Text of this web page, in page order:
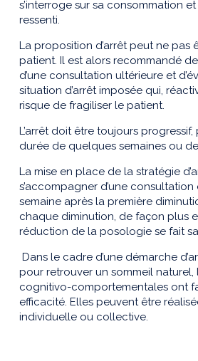
s’interroge sur sa consommation
ressenti.
La proposition d’arrêt peut ne pas
patient. Il est alors recommandé
d’une consultation ultérieure et
situation d’arrêt imposée qui,
risque de fragiliser le patient.
L’arrêt doit être toujours
durée de quelques semaines ou
La mise en place de la stratégie
s’accompagner d’une consultation
semaine après la première
chaque diminution, de façon plus
réduction de la posologie se fait
Dans le cadre d’une démarche
pour retrouver un sommeil naturel,
cognitivo-comportementales ont
efficacité. Elles peuvent être
individuelle ou collective.